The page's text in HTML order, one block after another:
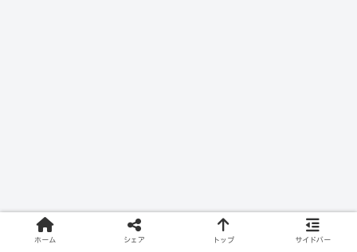
ホーム シェア トップ サイドバー